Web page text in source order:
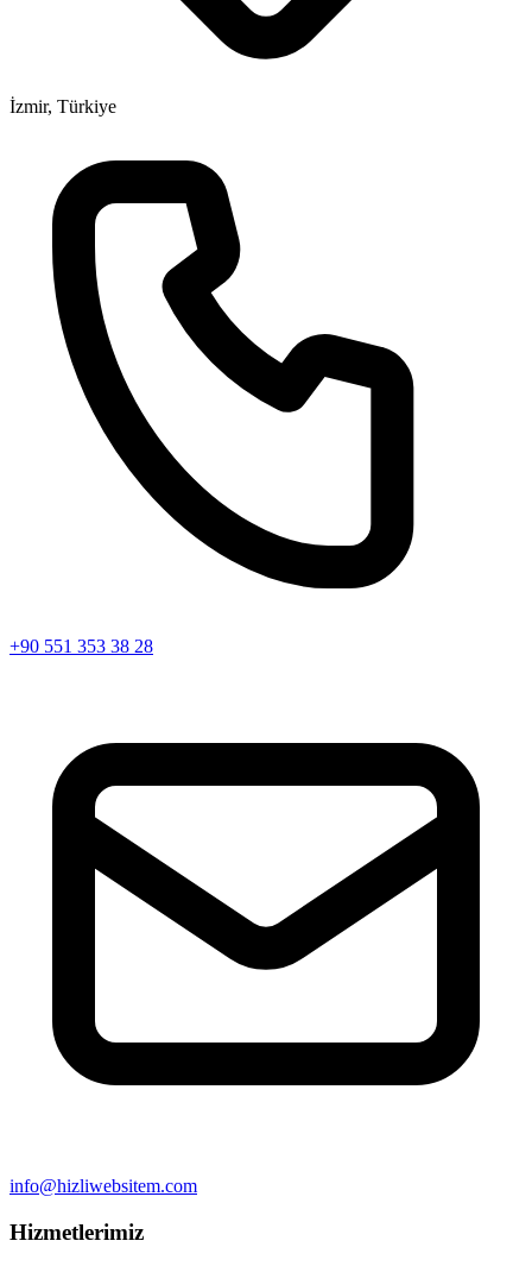
İzmir, Türkiye
+90 551 353 38 28
info@hizliwebsitem.com
Hizmetlerimiz